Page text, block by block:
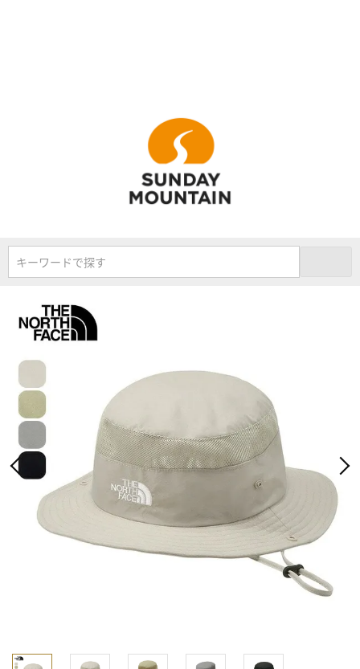
キーワードで探す